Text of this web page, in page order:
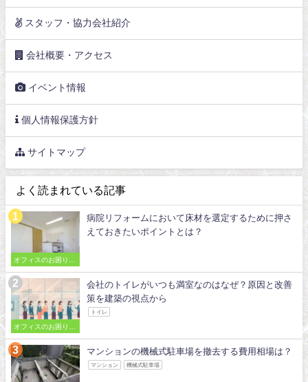
スタッフ・協力会社紹介
会社概要・アクセス
イベント情報
個人情報保護方針
サイトマップ
よく読まれている記事
オフィスのお困りご
病院リフォームにおいて床材を選定するために押さ
えておきたいポイントとは？
オフィスのお困りご
会社のトイレがいつも満室なのはなぜ？原因と改善
策を建築の視点から
トイレ
マンションの機械式駐車場を撤去する費用相場は？
マンション 機械式駐車場